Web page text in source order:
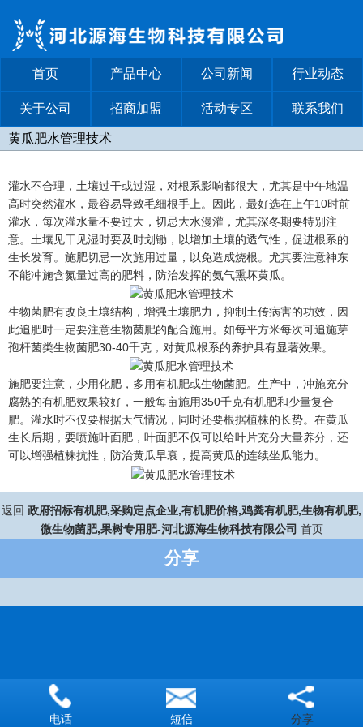
首页 产品中心 公司新闻 行业动态
关于公司 招商加盟 活动专区 联系我们
黄瓜肥水管理技术
灌水不合理，土壤过干或过湿，对根系影响都很大，尤其是中午地温
高时突然灌水，最容易导致毛细根手上。因此，最好选在上午10时前
灌水，每次灌水量不要过大，切忌大水漫灌，尤其深冬期要特别注
意。土壤见干见湿时要及时划锄，以增加土壤的透气性，促进根系的
生长发育。施肥切忌一次施用过量，以免造成烧根。尤其要注意神东
不能冲施含氮量过高的肥料，防治发挥的氨气熏坏黄瓜。
生物菌肥有改良土壤结构，增强土壤肥力，抑制土传病害的功效，因
此追肥时一定要注意生物菌肥的配合施用。如每平方米每次可追施芽
孢杆菌类生物菌肥30-40千克，对黄瓜根系的养护具有显著效果。
施肥要注意，少用化肥，多用有机肥或生物菌肥。生产中，冲施充分
腐熟的有机肥效果较好，一般每亩施用350千克有机肥和少量复合
肥。灌水时不仅要根据天气情况，同时还要根据植株的长势。在黄瓜
生长后期，要喷施叶面肥，叶面肥不仅可以给叶片充分大量养分，还
可以增强植株抗性，防治黄瓜早衰，提高黄瓜的连续坐瓜能力。
返回 政府招标有机肥,采购定点企业,有机肥价格,鸡粪有机肥,生物有机肥,
微生物菌肥,果树专用肥-河北源海生物科技有限公司 首页
分享
电话 短信 分享